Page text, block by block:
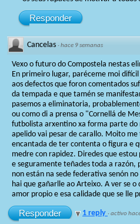
Responder
Cancelas ·hace 9 semanas
Vexo o futuro do Compostela nestas
En primeiro lugar, paréceme moi
aos defectos que foron comentados
da tempada e que tamén se
pasemos a eliminatoria,
ou como di a prensa o "Cornellá de
futbolista arxentino xa forma parte do
apelido vai pesar de carallo. Moito
encantada de ter contenta o figura e
medre con rapidez. Diredes que
e seguramente teñades toda a razón,
non están na sede federativa senón
hai que gañarlle ao Arteixo. A ver se o
amor propio e esa calidade que se lle
Responder 1 reply ·activo